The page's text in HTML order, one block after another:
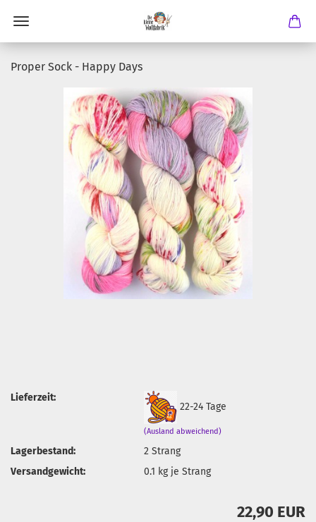
Proper Sock - Happy Days
Lieferzeit:
22-24 Tage
(Ausland abweichend)
Lagerbestand: 2Strang
Versandgewicht:
0.1 kg je Strang
22,90 EUR